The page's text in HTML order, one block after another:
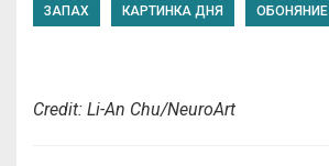
ЗАПАХ КАРТИНКА ДНЯ ОБОНЯНИЕ
Credit: Li-An Chu/NeuroArt